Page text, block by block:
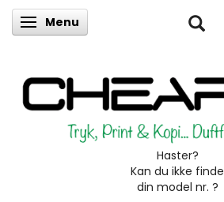
Skifte navigation
Menu
Haster?
Kan du ikke finde
din model nr. ?